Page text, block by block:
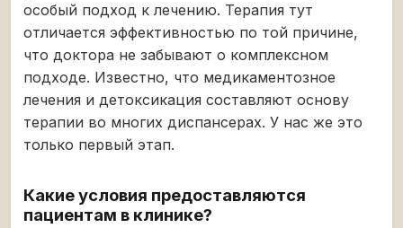
особый подход к лечению. Терапия тут
отличается эффективностью по той причине,
что доктора не забывают о комплексном
подходе. Известно, что медикаментозное
лечения и детоксикация составляют основу
терапии во многих диспансерах. У нас же это
только первый этап.
Какие условия предоставляются
пациентам в клинике?